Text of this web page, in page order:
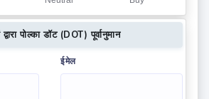
पोल्का डॉट (DOT) पूर्वानुमान
ईमेल